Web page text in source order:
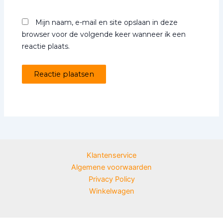
Mijn naam, e-mail en site opslaan in deze
browser voor de volgende keer wanneer ik een
reactie plaats.
Klantenservice
Algemene voorwaarden
Privacy Policy
Winkelwagen